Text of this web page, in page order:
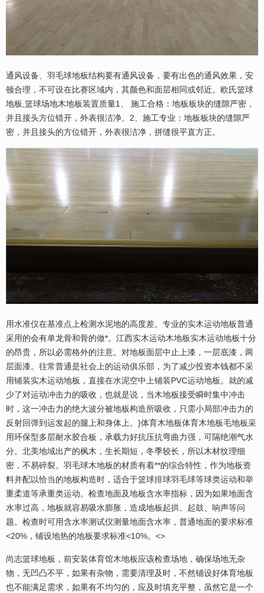
通风设备、羽毛球地板结构要有通风设备，要有出色的通风效果，安
顿合理，不可设在比赛区域内，其颜色和面层相同或邻近。欧氏篮球
地板,篮球场地木地板装置质量1、 施工合格：地板板块的缝隙严密，
并且接头方位错开，外表很洁净。2、施工专业：地板板块的缝隙严
密，并且接头的方位错开，外表很洁净，拼缝很平直方正。
用水准仪在基准点上检测水泥地的高度差。专业的实木运动地板普通
采用的会有单龙骨和骨的做*。江西实木运动木地板实木运动地板十分
的昂贵，所以必需格外的注意。对地板面层中止上漆，一层底漆，两
层面漆。往常普通是社会上的运动俱乐部，为了减少投资本钱都不采
用铺装实木运动地板，直接在水泥空中上铺装PVC运动地板。就的减
少了对运动冲击力的吸收，也就是说，当木地板接受瞬时集中冲击
时，这一冲击力的绝大波分被地板构造所吸收，只需小局部冲击力的
反射回弹到运发起的腿上和身体上。}体育木地板体育木地板毛地板采
用环保型多层耐水胶合板，承载力好抗压抗弯曲力强，可隔绝潮气水
分。北美地域出产的枫木，生长期短，冬季较长，所以木材纹理细
密，不易碎裂。羽毛球木地板的材质有着**的综合特性，作为地板资
料并配以恰当的地板构造时，适合于篮球排球羽毛球等球类运动和举
重柔道等承重类运动。检查地面及地板含水率指标，因为如果地面含
水率过高，地板就容易吸水膨胀，造成地板起拱、起鼓、响声等问
题。检查时可用含水率测试仪测量地面含水率，普通地面的要求标准
<20%，铺设地热的地板要求标准<10%。<>
尚志篮球地板，前安装体育馆木地板应该检查场地，确保场地无杂
物，无凹凸不平，如果有杂物，需要清理及时，不然铺设好体育地板
也不能满足需求，如果有不均匀的，应及时填充平整，虽然它是一个